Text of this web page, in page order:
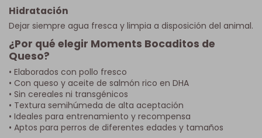
Hidratación
Dejar siempre agua fresca y limpia a disposición del animal.
¿Por qué elegir Moments Bocaditos de
Queso?
• Elaborados con pollo fresco
• Con queso y aceite de salmón rico en DHA
• Sin cereales ni transgénicos
• Textura semihúmeda de alta aceptación
• Ideales para entrenamiento y recompensa
• Aptos para perros de diferentes edades y tamaños